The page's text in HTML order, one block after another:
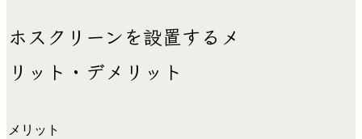
ホスクリーンを設置するメ
リット・デメリット
メリット